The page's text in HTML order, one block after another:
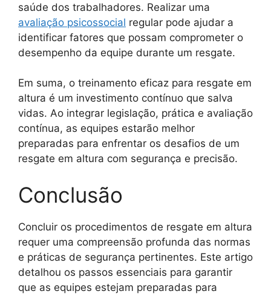
saúde dos trabalhadores. Realizar uma
avaliação psicossocial regular pode ajudar a
identificar fatores que possam comprometer o
desempenho da equipe durante um resgate.
Em suma, o treinamento eficaz para resgate em
altura é um investimento contínuo que salva
vidas. Ao integrar legislação, prática e avaliação
contínua, as equipes estarão melhor
preparadas para enfrentar os desafios de um
resgate em altura com segurança e precisão.
Conclusão
Concluir os procedimentos de resgate em altura
requer uma compreensão profunda das normas
e práticas de segurança pertinentes. Este artigo
detalhou os passos essenciais para garantir
que as equipes estejam preparadas para